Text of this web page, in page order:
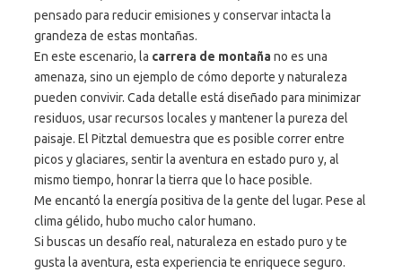
pensado para reducir emisiones y conservar intacta la
grandeza de estas montañas.
En este escenario, la carrera de montañano es una
amenaza, sino un ejemplo de cómo deporte y naturaleza
pueden convivir. Cada detalle está diseñado para minimizar
residuos, usar recursos locales y mantener la pureza del
paisaje. El Pitztal demuestra que es posible correr entre
picos y glaciares, sentir la aventura en estado puro y, al
mismo tiempo, honrar la tierra que lo hace posible.
Me encantó la energía positiva de la gente del lugar. Pese al
clima gélido, hubo mucho calor humano.
Si buscas un desafío real, naturaleza en estado puro y te
gusta la aventura, esta experiencia te enriquece seguro.